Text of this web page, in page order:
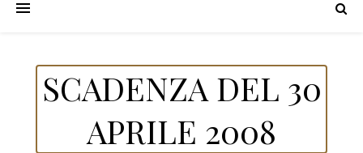
SCADENZA DEL 30
APRILE 2008